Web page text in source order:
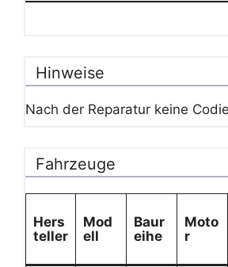
Hinweise
Nach der Reparatur keine
Fahrzeuge
Hers
teller
Mod
ell
Baur
eihe
Moto
r